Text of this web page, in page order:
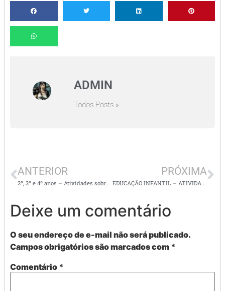
ADMIN
Todos Posts »
ANTERIOR PRÓXIMA
Deixe um comentário
O seu endereço de e-mail não será publicado.
Campos obrigatórios são marcados com *
Comentário *